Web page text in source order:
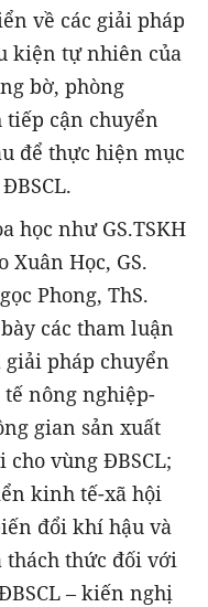
về các giải pháp
kiện tự nhiên của
bờ, phòng
tiếp cận chuyển
để thực hiện mục
học như GS.TSKH
Xuân Học, GS.
Phong, ThS.
các tham luận
pháp chuyển
nông nghiệp-
gian sản xuất
vùng ĐBSCL;
kinh tế-xã hội
đổi khí hậu và
thách thức đối với
– kiến nghị